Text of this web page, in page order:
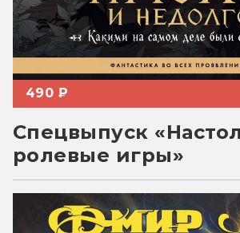
490 ₽
Спецвыпуск
ролевые игры»